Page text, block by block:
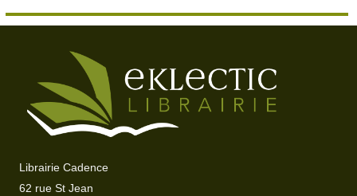
Librairie Cadence
62 rue St Jean